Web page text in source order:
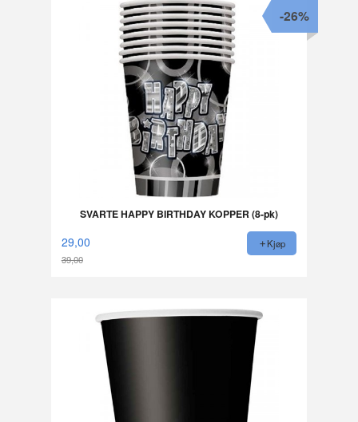
SVARTE HAPPY BIRTHDAY KOPPER (8-pk)
29,00
39,00
-26%
Kjøp